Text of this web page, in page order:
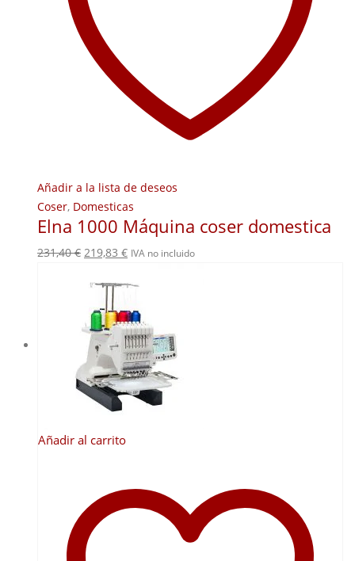
Añadir a la lista de deseos
Coser, Domesticas
Elna 1000 Máquina coser domestica
231,40€ El
original
era:
231,40 €.
219,83 €El
actual
es:
219,83 €.
IVA no incluido
Añadir al carrito